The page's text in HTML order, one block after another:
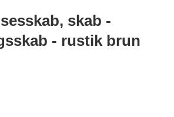
skab -
- rustik brun